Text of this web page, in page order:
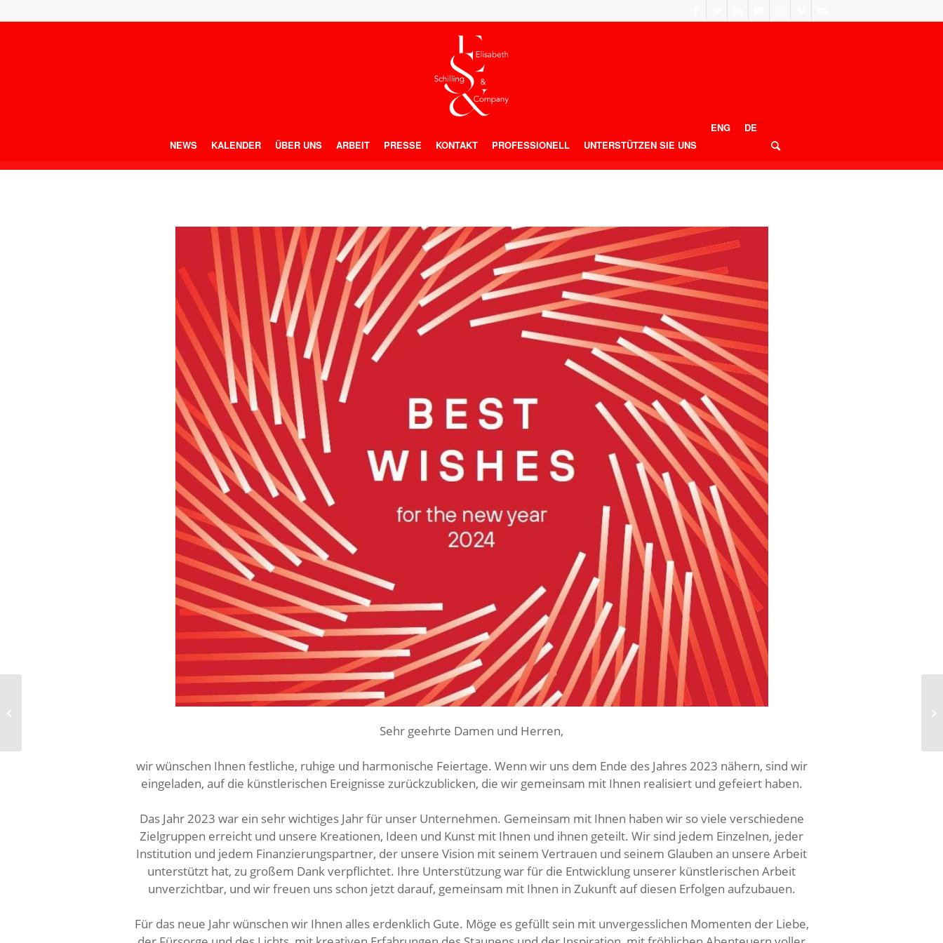
NEWS KALENDER ÜBER UNS ARBEIT PRESSE KONTAKT PROFESSIONELL UNTERSTÜTZEN SIE UNS
ENG DE
Sehr geehrte Damen und Herren,
wir wünschen Ihnen festliche, ruhige und harmonische Feiertage. Wenn wir uns dem Ende des Jahres 2023 nähern, sind wir
eingeladen, auf die künstlerischen Ereignisse zurückzublicken, die wir gemeinsam mit Ihnen realisiert und gefeiert haben.
Das Jahr 2023 war ein sehr wichtiges Jahr für unser Unternehmen. Gemeinsam mit Ihnen haben wir so viele verschiedene
Zielgruppen erreicht und unsere Kreationen, Ideen und Kunst mit Ihnen und ihnen geteilt. Wir sind jedem Einzelnen, jeder
Institution und jedem Finanzierungspartner, der unsere Vision mit seinem Vertrauen und seinem Glauben an unsere Arbeit
unterstützt hat, zu großem Dank verpflichtet. Ihre Unterstützung war für die Entwicklung unserer künstlerischen Arbeit
unverzichtbar, und wir freuen uns schon jetzt darauf, gemeinsam mit Ihnen in Zukunft auf diesen Erfolgen aufzubauen.
Für das neue Jahr wünschen wir Ihnen alles erdenklich Gute. Möge es gefüllt sein mit unvergesslichen Momenten der Liebe,